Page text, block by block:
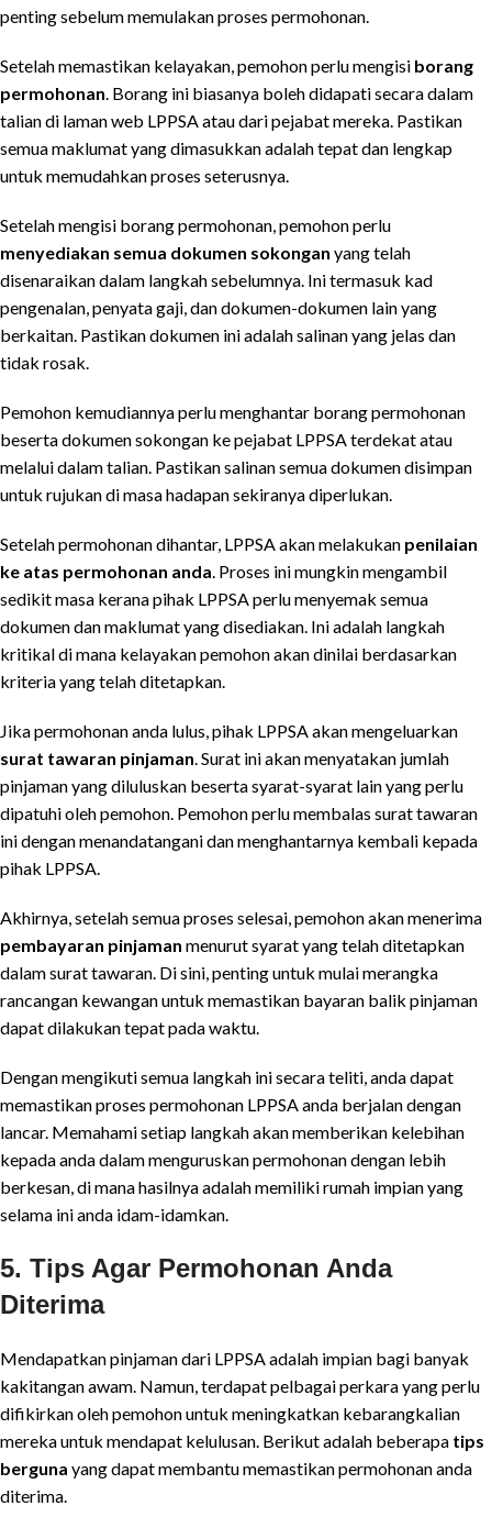
penting sebelum memulakan proses permohonan.
Setelah memastikan kelayakan, pemohon perlu mengisi borang
permohonan . Borang ini biasanya boleh didapati secara dalam
talian di laman web LPPSA atau dari pejabat mereka. Pastikan
semua maklumat yang dimasukkan adalah tepat dan lengkap
untuk memudahkan proses seterusnya.
Setelah mengisi borang permohonan, pemohon perlu
menyediakan semua dokumen sokongan yang telah
disenaraikan dalam langkah sebelumnya. Ini termasuk kad
pengenalan, penyata gaji, dan dokumen-dokumen lain yang
berkaitan. Pastikan dokumen ini adalah salinan yang jelas dan
tidak rosak.
Pemohon kemudiannya perlu menghantar borang permohonan
beserta dokumen sokongan ke pejabat LPPSA terdekat atau
melalui dalam talian. Pastikan salinan semua dokumen disimpan
untuk rujukan di masa hadapan sekiranya diperlukan.
Setelah permohonan dihantar, LPPSA akan melakukan penilaian
ke atas permohonan anda . Proses ini mungkin mengambil
sedikit masa kerana pihak LPPSA perlu menyemak semua
dokumen dan maklumat yang disediakan. Ini adalah langkah
kritikal di mana kelayakan pemohon akan dinilai berdasarkan
kriteria yang telah ditetapkan.
Jika permohonan anda lulus, pihak LPPSA akan mengeluarkan
surat tawaran pinjaman . Surat ini akan menyatakan jumlah
pinjaman yang diluluskan beserta syarat-syarat lain yang perlu
dipatuhi oleh pemohon. Pemohon perlu membalas surat tawaran
ini dengan menandatangani dan menghantarnya kembali kepada
pihak LPPSA.
Akhirnya, setelah semua proses selesai, pemohon akan menerima
pembayaran pinjaman menurut syarat yang telah ditetapkan
dalam surat tawaran. Di sini, penting untuk mulai merangka
rancangan kewangan untuk memastikan bayaran balik pinjaman
dapat dilakukan tepat pada waktu.
Dengan mengikuti semua langkah ini secara teliti, anda dapat
memastikan proses permohonan LPPSA anda berjalan dengan
lancar. Memahami setiap langkah akan memberikan kelebihan
kepada anda dalam menguruskan permohonan dengan lebih
berkesan, di mana hasilnya adalah memiliki rumah impian yang
selama ini anda idam-idamkan.
5. Tips Agar Permohonan Anda
Diterima
Mendapatkan pinjaman dari LPPSA adalah impian bagi banyak
kakitangan awam. Namun, terdapat pelbagai perkara yang perlu
difikirkan oleh pemohon untuk meningkatkan kebarangkalian
mereka untuk mendapat kelulusan. Berikut adalah beberapa tips
berguna yang dapat membantu memastikan permohonan anda
diterima.